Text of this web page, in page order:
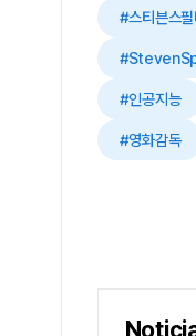
#스티븐스
#인공지능
#영화감독